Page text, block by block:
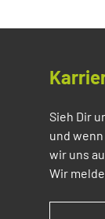
Sieh Dir
und
wir uns
Wir